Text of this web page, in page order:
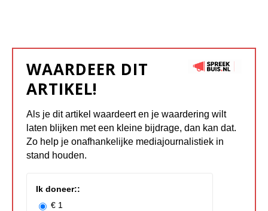
WAARDEER DIT
ARTIKEL!
Als je dit artikel waardeert en je waardering wilt
laten blijken met een kleine bijdrage, dan kan dat.
Zo help je onafhankelijke mediajournalistiek in
stand houden.
Ik doneer::
€ 1